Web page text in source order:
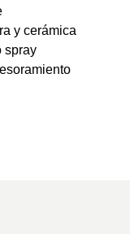
y cerámica
spray